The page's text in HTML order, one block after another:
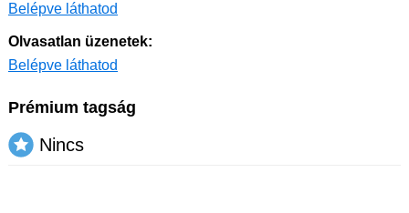
Belépve láthatod
Olvasatlan üzenetek:
Belépve láthatod
Prémium tagság
Nincs